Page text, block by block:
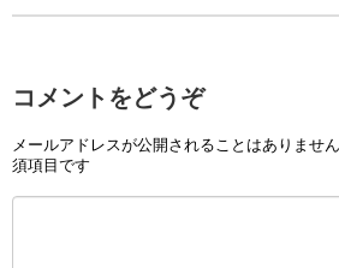
コメントをどうぞ
メールアドレスが公開されることはありません
須項目です